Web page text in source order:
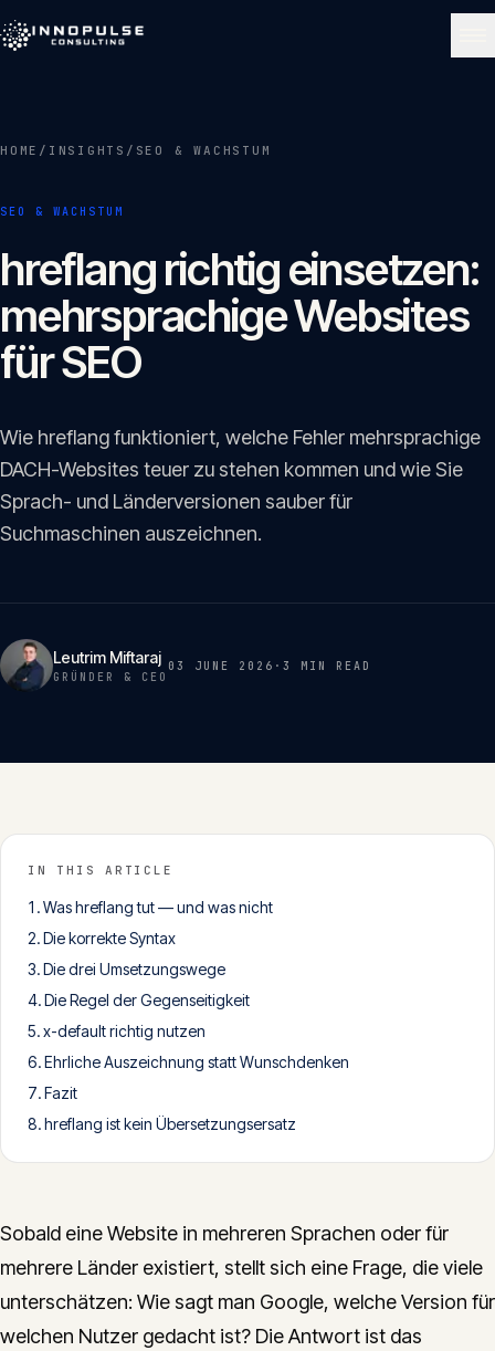
Über uns 02
Leistungen
Portfolio 04
Insights
Glossar 06
Kontakt
info@innopulse.io+41 79 508 28 06
Gotthardstrasse 30, 6300 Zug
HOME / INSIGHTS / SEO & WACHSTUM
SEO & WACHSTUM
hreflang richtig einsetzen:
mehrsprachige Websites
für SEO
Wie hreflang funktioniert, welche Fehler mehrsprachige
DACH-Websites teuer zu stehen kommen und wie Sie
Sprach- und Länderversionen sauber für
Suchmaschinen auszeichnen.
Leutrim Miftaraj
GRÜNDER & CEO
03 JUNE 2026 · 3 MIN READ
IN THIS ARTICLE
Was hreflang tut — und was nicht
Die korrekte Syntax
Die drei Umsetzungswege
Die Regel der Gegenseitigkeit
x-default richtig nutzen
Ehrliche Auszeichnung statt Wunschdenken
Fazit
hreflang ist kein Übersetzungsersatz
Sobald eine Website in mehreren Sprachen oder für
mehrere Länder existiert, stellt sich eine Frage, die viele
unterschätzen: Wie sagt man Google, welche Version für
welchen Nutzer gedacht ist? Die Antwort ist das